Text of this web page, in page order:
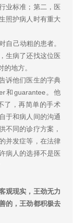
业标准；第二，医
照护病人时有重大
己动粗的患者。
生病了还找这位医
地方。
他们医生的字典
和guarantee。他
了，再简单的手术
于和病人间的沟通
不同的诊疗方案，
并发症等，在法律
病人的选择不是医
观现实，王劲无力
的，王劲都积极去